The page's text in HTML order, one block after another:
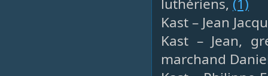
luthériens, (1)
Kast – Jean
Kast – Jean,
marchand